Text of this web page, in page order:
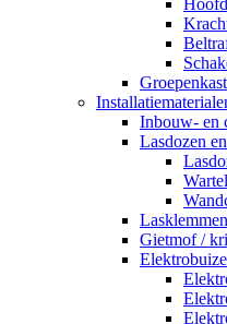
Inbouw- en
Lasdozen
Gietmof /